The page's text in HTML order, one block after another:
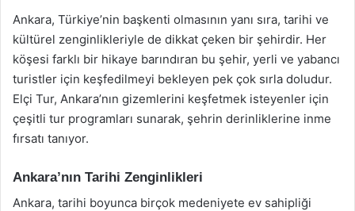
Ankara, Türkiye’nin başkenti olmasının yanı sıra, tarihi ve
kültürel zenginlikleriyle de dikkat çeken bir şehirdir. Her
köşesi farklı bir hikaye barındıran bu şehir, yerli ve yabancı
turistler için keşfedilmeyi bekleyen pek çok sırla doludur.
Elçi Tur, Ankara’nın gizemlerini keşfetmek isteyenler için
çeşitli tur programları sunarak, şehrin derinliklerine inme
fırsatı tanıyor.
Ankara’nın Tarihi Zenginlikleri
Ankara, tarihi boyunca birçok medeniyete ev sahipliği